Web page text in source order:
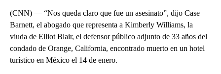
(CNN) — “Nos queda claro que fue un asesinato”, dijo Case
Barnett, el abogado que representa a Kimberly Williams, la
viuda de Elliot Blair, el defensor público adjunto de 33 años del
condado de Orange, California, encontrado muerto en un hotel
turístico en México el 14 de enero.